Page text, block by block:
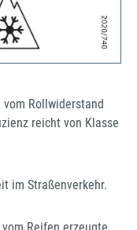
vom Rollwiderstand
reicht von Klasse
im Straßenverkehr.